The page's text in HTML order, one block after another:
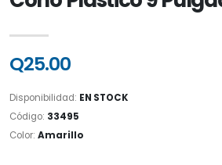
Q25.00
Disponibilidad: EN STOCK
Código: 33495
Color: Amarillo